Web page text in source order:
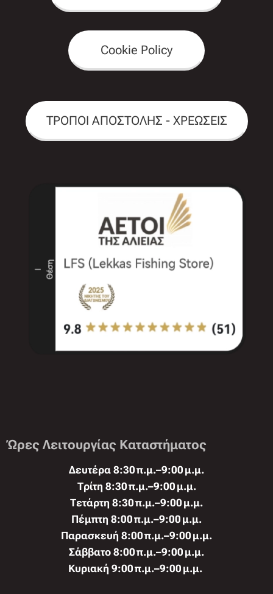
Cookie Policy
ΤΡΟΠΟΙ ΑΠΟΣΤΟΛΗΣ - ΧΡΕΩΣΕΙΣ
Ώρες Λειτουργίας Καταστήματος
Δευτέρα 8:30 π.μ.–9:00 μ.μ.
Τρίτη 8:30 π.μ.–9:00 μ.μ.
Τετάρτη 8:30 π.μ.–9:00 μ.μ.
Πέμπτη 8:00 π.μ.–9:00 μ.μ.
Παρασκευή 8:00 π.μ.–9:00 μ.μ.
Σάββατο 8:00 π.μ.–9:00 μ.μ.
Κυριακή 9:00 π.μ.–9:00 μ.μ.